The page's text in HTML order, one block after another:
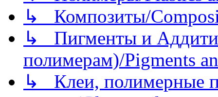
↳ Композиты/
↳ Пигменты и
полимерам)/Pigments
↳ Клеи, полимерные